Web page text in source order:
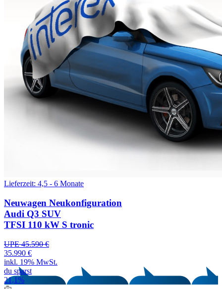
Lieferzeit: 4,5 - 6 Monate
Neuwagen Neukonfiguration
Audi Q3 SUV
TFSI 110 kW S tronic
UPE 45.590 €
35.990 €
inkl. 19% MwSt.
du sparst
21,1%